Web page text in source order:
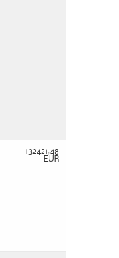
132421,48
EUR